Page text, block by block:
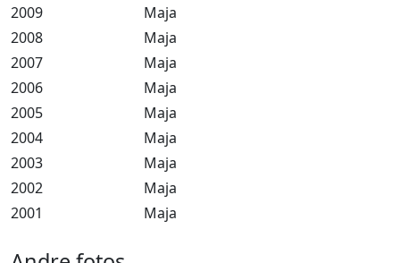
2009
Maja
2008
Maja
2007
Maja
2006
Maja
2005
Maja
2004
Maja
2003
Maja
2002
Maja
2001
Maja